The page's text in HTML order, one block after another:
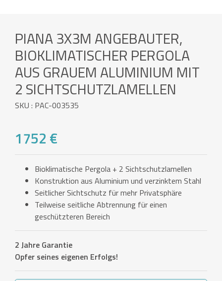
PIANA 3X3M ANGEBAUTER,
BIOKLIMATISCHER PERGOLA
AUS GRAUEM ALUMINIUM MIT
2 SICHTSCHUTZLAMELLEN
SKU : PAC-003535
1752 €
Bioklimatische Pergola + 2 Sichtschutzlamellen
Konstruktion aus Aluminium und verzinktem Stahl
Seitlicher Sichtschutz für mehr Privatsphäre
Teilweise seitliche Abtrennung für einen
geschützteren Bereich
2 Jahre Garantie
Opfer seines eigenen Erfolgs!